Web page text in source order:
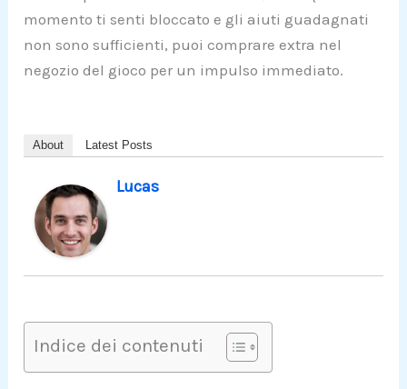
momento ti senti bloccato e gli aiuti guadagnati
non sono sufficienti, puoi comprare extra nel
negozio del gioco per un impulso immediato.
About Latest Posts
Lucas
Indice dei contenuti